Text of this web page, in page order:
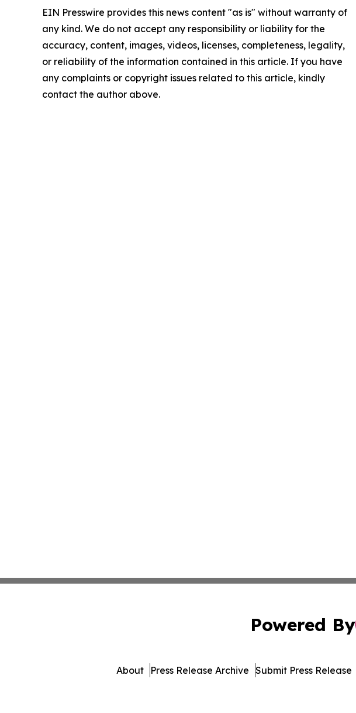
EIN Presswire provides this news content "as is" without warranty of
any kind. We do not accept any responsibility or liability for the
accuracy, content, images, videos, licenses, completeness, legality,
or reliability of the information contained in this article. If you have
any complaints or copyright issues related to this article, kindly
contact the author above.
Powered By
About Press Release Archive Submit Press Release